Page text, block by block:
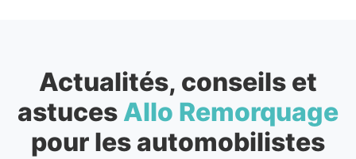
Actualités, conseils et
astuces Allo Remorquage
pour les automobilistes